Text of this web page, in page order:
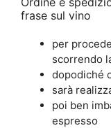
frase sul vino
per
scorrendo
dopodiché
sarà
poi ben
espresso